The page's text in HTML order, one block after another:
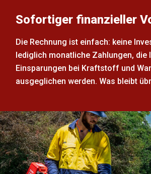
Sofortiger finanzieller
Die Rechnung ist einfach: keine
lediglich monatliche Zahlungen, die
Einsparungen bei Kraftstoff und
ausgeglichen werden. Was bleibt